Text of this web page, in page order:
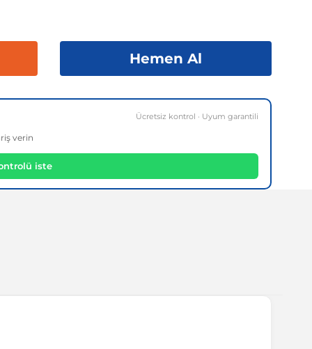
Hemen Al
Ücretsiz kontrol · Uyum garantili
verin
iste